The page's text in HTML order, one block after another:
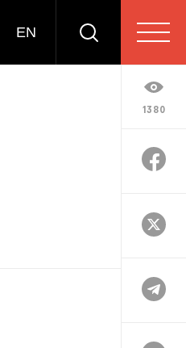
EN
1380